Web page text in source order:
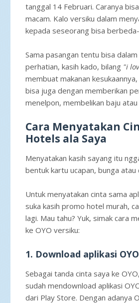
tanggal 14 Februari. Caranya
macam. Kalo versiku dalam
kepada seseorang bisa
Sama pasangan tentu bisa
perhatian, kasih kado, bilang "i
membuat makanan
bisa juga dengan memberikan
menelpon, membelikan baju atau
Cara Menyatakan
Hotels ala Saya
Menyatakan kasih sayang itu
bentuk kartu ucapan, bunga atau
Untuk menyatakan cinta sama
suka kasih promo hotel murah,
lagi. Mau tahu? Yuk, simak cara
ke OYO versiku:
1. Download aplikasi
Sebagai tanda cinta saya ke
sudah mendownload aplikasi
dari Play Store. Dengan adanya